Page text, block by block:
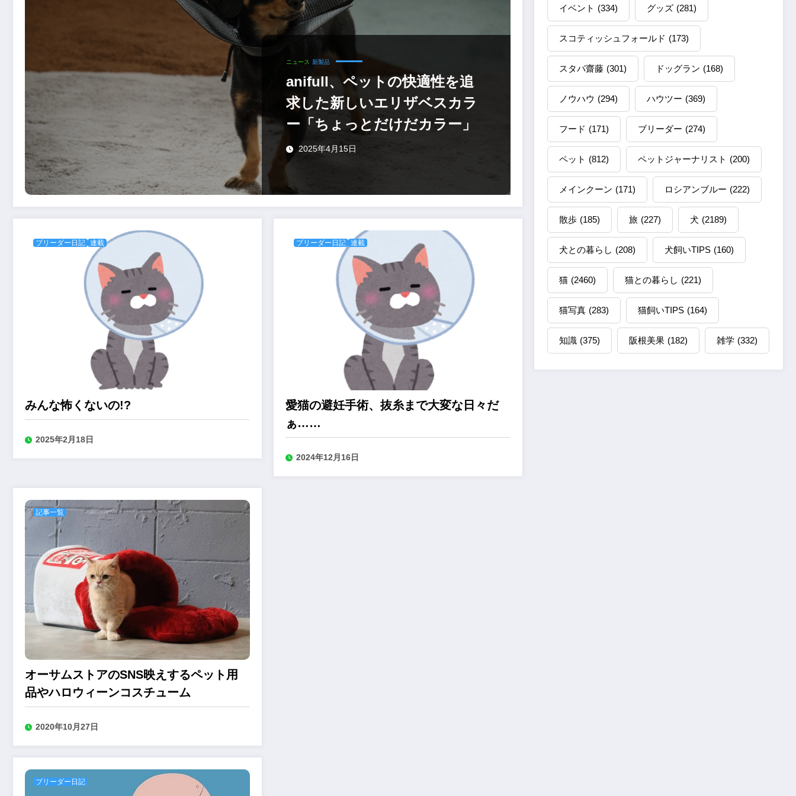
ニュース 新製品
anifull、ペットの快適性を追
求した新しいエリザベスカラ
ー「ちょっとだけだカラー」
2025年4月15日
ブリーダー日記 連載
みんな怖くないの!?
2025年2月18日
ブリーダー日記 連載
愛猫の避妊手術、抜糸まで大変な日々だ
ぁ……
2024年12月16日
記事一覧
オーサムストアのSNS映えするペット用
品やハロウィーンコスチューム
2020年10月27日
ブリーダー日記
イベント (334) グッズ (281)
スコティッシュフォールド (173)
スタパ齋藤 (301) ドッグラン (168)
ノウハウ (294) ハウツー (369)
フード (171) ブリーダー (274)
ペット (812) ペットジャーナリスト (200)
メインクーン (171) ロシアンブルー (222)
散歩 (185) 旅 (227) 犬 (2189)
犬との暮らし (208) 犬飼いTIPS (160)
猫 (2460) 猫との暮らし (221)
猫写真 (283) 猫飼いTIPS (164)
知識 (375) 阪根美果 (182) 雑学 (332)